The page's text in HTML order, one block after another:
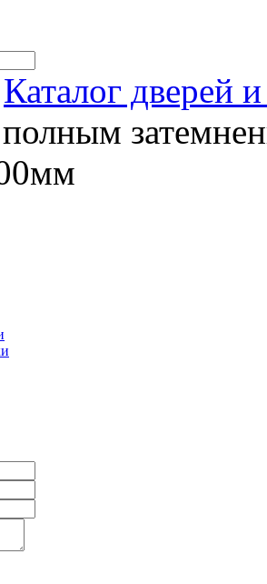
Каталог дверей